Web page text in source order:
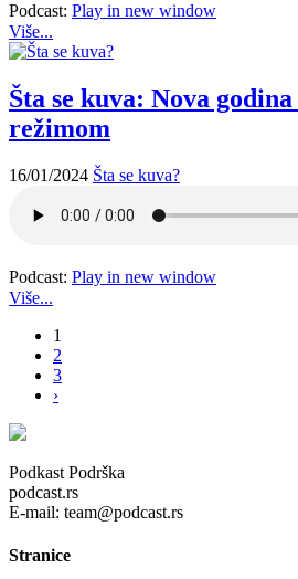
Podcast: Play in new window
Više...
Šta se kuva: Nova
režimom
16/01/2024 Šta se kuva?
Podcast: Play in new window
Više...
1
2
3
›
Podkast Podrška
podcast.rs
E-mail: team@podcast.rs
Stranice